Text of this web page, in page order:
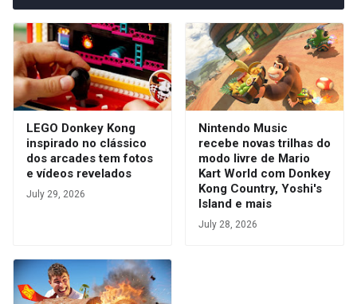
LEGO Donkey Kong
inspirado no clássico
dos arcades tem fotos
e vídeos revelados
July 29, 2026
Nintendo Music
recebe novas trilhas do
modo livre de Mario
Kart World com Donkey
Kong Country, Yoshi's
Island e mais
July 28, 2026